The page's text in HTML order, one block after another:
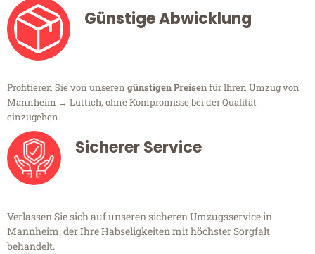
Günstige Abwicklung
Profitieren Sie von unseren günstigen Preisenfür Ihren Umzug von
Mannheim → Lüttich, ohne Kompromisse bei der Qualität
einzugehen.
Sicherer Service
Verlassen Sie sich auf unseren sicheren Umzugsservice in
Mannheim, der Ihre Habseligkeiten mit höchster Sorgfalt
behandelt.